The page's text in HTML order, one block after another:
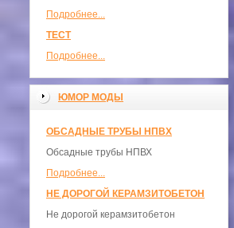
Подробнее...
ТЕСТ
Подробнее...
ЮМОР МОДЫ
ОБСАДНЫЕ ТРУБЫ НПВХ
Обсадные трубы НПВХ
Подробнее...
НЕ ДОРОГОЙ КЕРАМЗИТОБЕТОН
Не дорогой керамзитобетон